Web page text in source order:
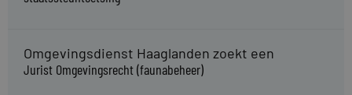
Omgevingsdienst Haaglanden zoekt een
Jurist Omgevingsrecht (faunabeheer)